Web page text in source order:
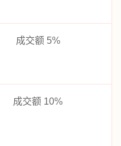
成交额 5%
成交额 10%